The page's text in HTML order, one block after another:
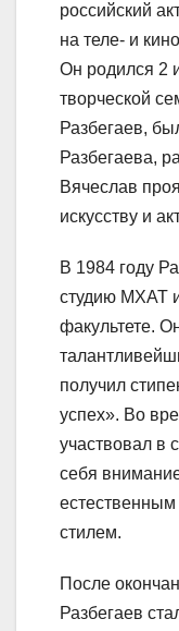
российский
на теле- и
Он родился 2
творческой
Разбегаев,
Разбегаева,
Вячеслав
искусству и
В 1984 году
студию МХАТ и
факультете.
получил
успех». Во
участвовал в
себя
стилем.
После
Разбегаев